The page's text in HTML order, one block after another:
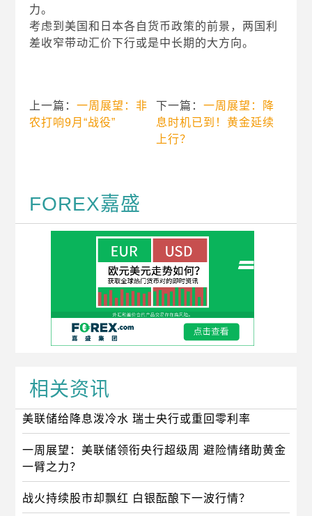
力。
考虑到美国和日本各自货币政策的前景，两国利
差收窄带动汇价下行或是中长期的大方向。
上一篇：一周展望：非
农打响9月“战役”
下一篇： 一周展望：降
息时机已到！黄金延续
上行？
FOREX嘉盛
相关资讯
美联储给降息泼冷水 瑞士央行或重回零利率
一周展望：美联储领衔央行超级周 避险情绪助黄金
一臂之力？
战火持续股市却飘红 白银酝酿下一波行情？